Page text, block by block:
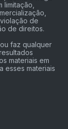
limitação,
de
de direitos.
faz qualquer
materiais em
esses materiais